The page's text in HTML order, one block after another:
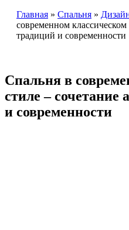
Главная » Спальня »
современном
традиций и современности
Спальня в
стиле –
и современности